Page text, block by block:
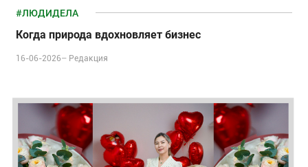
#ЛЮДИДЕЛА
Когда природа вдохновляет бизнес
16-06-2026– Редакция